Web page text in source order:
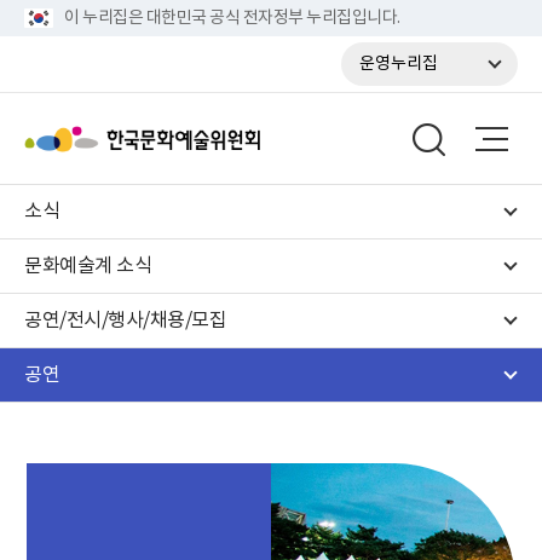
이 누리집은 대한민국 공식 전자정부 누리집입니다.
운영누리집
소식
문화예술계 소식
공연/전시/행사/채용/모집
공연